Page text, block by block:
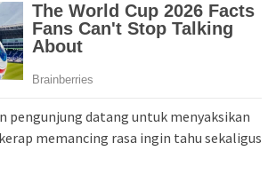
pengunjung datang untuk menyaksikan
memancing rasa ingin tahu sekaligus